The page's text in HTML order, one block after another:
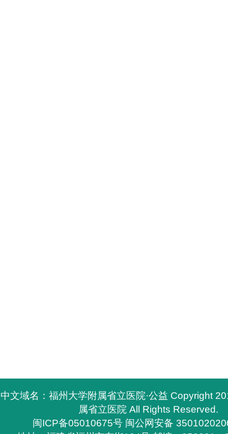
中文域名：福州大学附属省立医院·公益 Copyright
属省立医院 All Rights Reserved.
闽ICP备05010675号 闽公网安备